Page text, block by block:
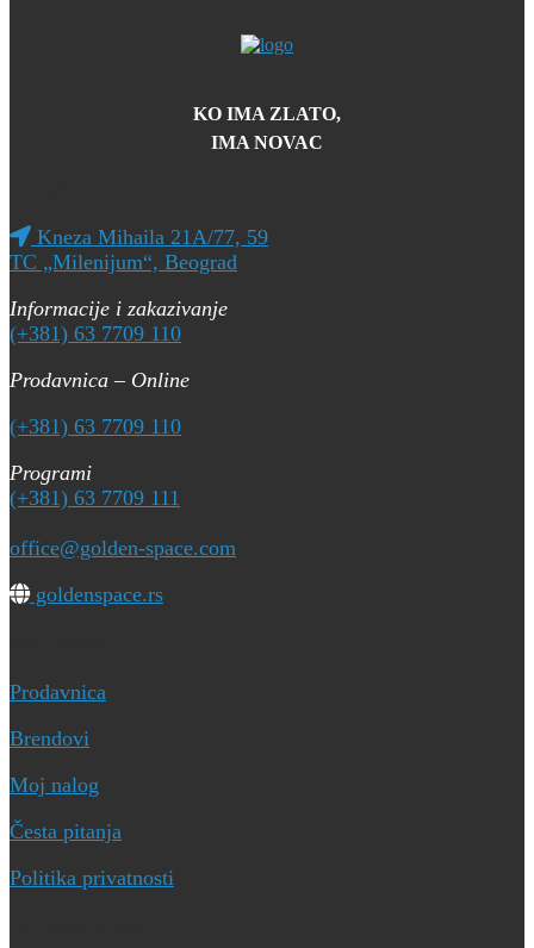
KO IMA ZLATO,
IMA NOVAC
Kneza Mihaila 21A/77, 59
TC „Milenijum“, Beograd
Informacije i zakazivanje
(+381) 63 7709 110
Prodavnica – Online
(+381) 63 7709 110
Programi
(+381) 63 7709 111
office@golden-space.com
goldenspace.rs
Prodavnica
Brendovi
Moj nalog
Česta pitanja
Politika privatnosti